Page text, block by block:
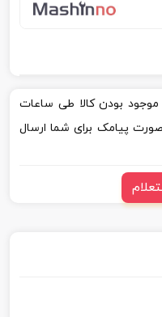
بودن کالا طی ساعات
پیامک برای شما ارسال